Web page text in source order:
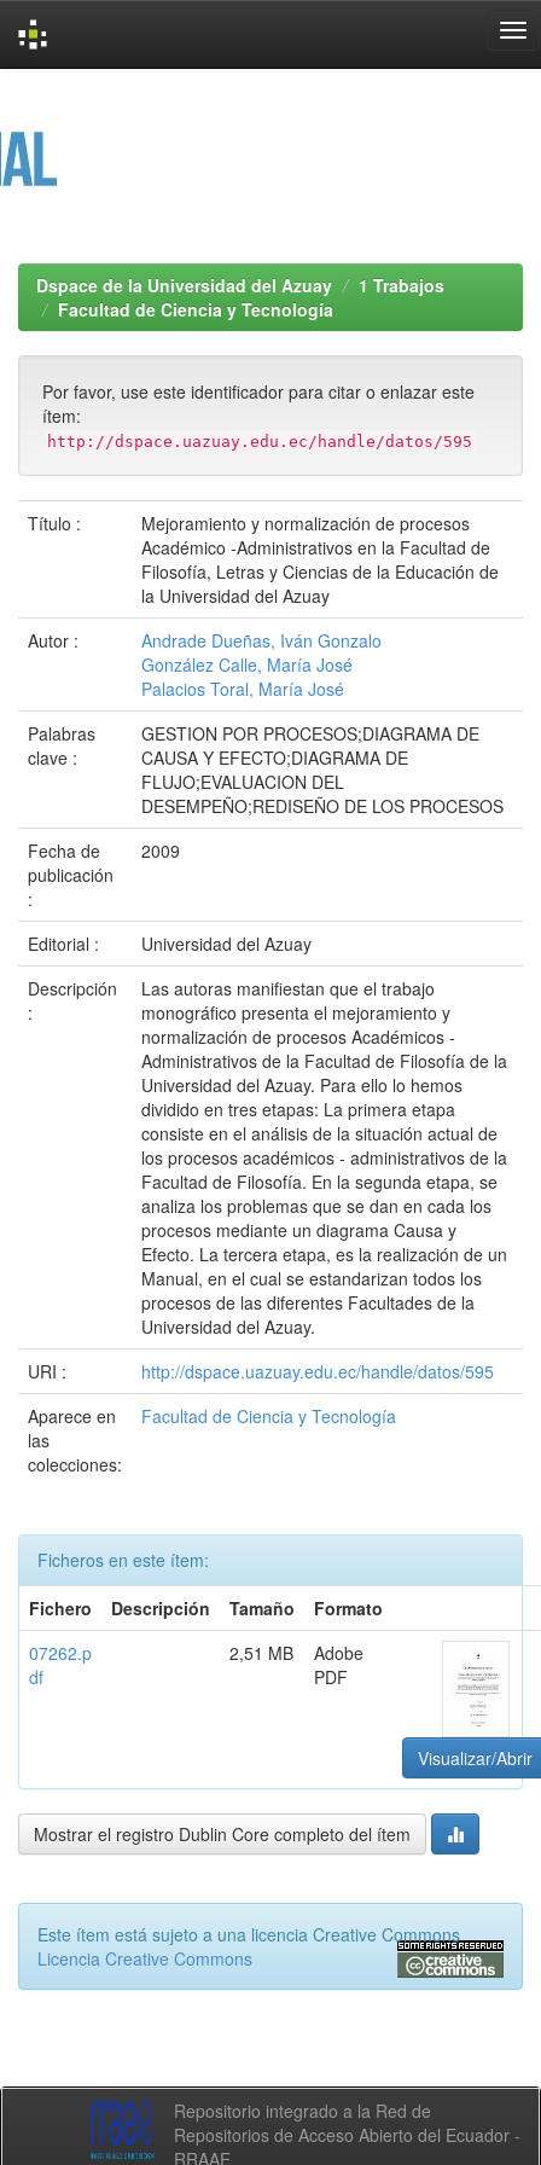
Dspace de la Universidad del Azuay
1 Trabajos
Facultad de Ciencia y Tecnología
Por favor, use este identificador para citar o enlazar este
ítem:
http://dspace.uazuay.edu.ec/handle/datos/595
Título :
Mejoramiento y normalización de procesos
Académico -Administrativos en la Facultad de
Filosofía, Letras y Ciencias de la Educación de
la Universidad del Azuay
Autor :
Andrade Dueñas, Iván Gonzalo
González Calle, María José
Palacios Toral, María José
Palabras
clave :
GESTION POR PROCESOS;DIAGRAMA DE
CAUSA Y EFECTO;DIAGRAMA DE
FLUJO;EVALUACION DEL
DESEMPEÑO;REDISEÑO DE LOS PROCESOS
Fecha de
publicación
:
2009
Editorial :
Universidad del Azuay
Descripción
:
Las autoras manifiestan que el trabajo
monográfico presenta el mejoramiento y
normalización de procesos Académicos -
Administrativos de la Facultad de Filosofía de la
Universidad del Azuay. Para ello lo hemos
dividido en tres etapas: La primera etapa
consiste en el análisis de la situación actual de
los procesos académicos - administrativos de la
Facultad de Filosofía. En la segunda etapa, se
analiza los problemas que se dan en cada los
procesos mediante un diagrama Causa y
Efecto. La tercera etapa, es la realización de un
Manual, en el cual se estandarizan todos los
procesos de las diferentes Facultades de la
Universidad del Azuay.
URI :
http://dspace.uazuay.edu.ec/handle/datos/595
Aparece en
las
colecciones:
Facultad de Ciencia y Tecnología
Ficheros en este ítem:
Fichero
Descripción Tamaño
Formato
07262.p
df
2,51 MB
Adobe
PDF
Visualizar/Abrir
Mostrar el registro Dublin Core completo del ítem
Este ítem está sujeto a una licencia Creative Commons
Licencia Creative Commons
Repositorio integrado a la Red de
Repositorios de Acceso Abierto del Ecuador -
RRAAE